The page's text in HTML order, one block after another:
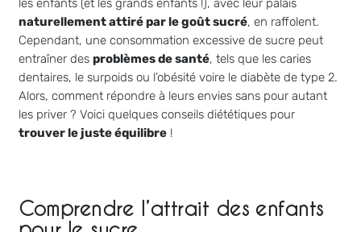
les enfants (et les grands enfants !), avec leur palais
naturellement attiré par le goût sucré, en raffolent.
Cependant, une consommation excessive de sucre peut
entraîner des problèmes de santé, tels que les caries
dentaires, le surpoids ou l’obésité voire le diabète de type 2.
Alors, comment répondre à leurs envies sans pour autant
les priver ? Voici quelques conseils diététiques pour
trouver le juste équilibre!
Comprendre l’attrait des enfants